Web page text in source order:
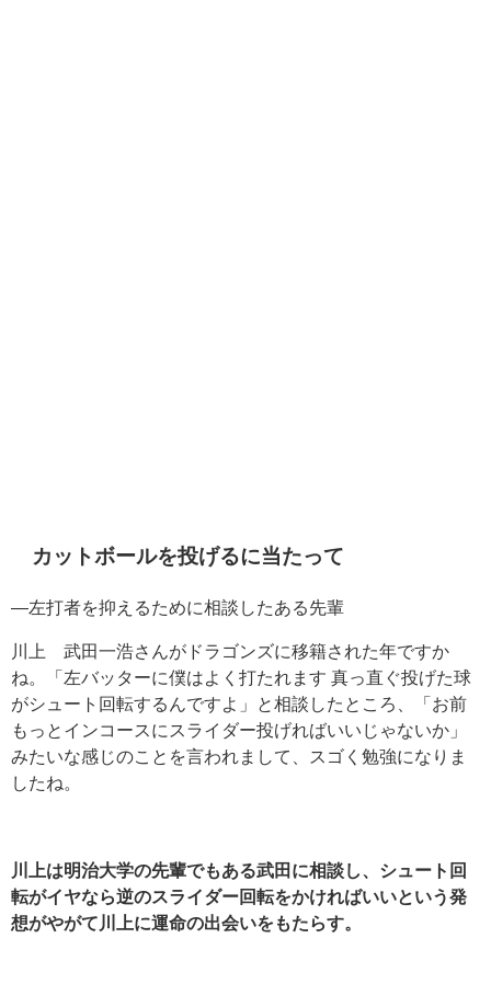
カットボールを投げるに当たって
―左打者を抑えるために相談したある先輩
川上 武田一浩さんがドラゴンズに移籍された年ですか
ね。「左バッターに僕はよく打たれます 真っ直ぐ投げた球
がシュート回転するんですよ」と相談したところ、「お前
もっとインコースにスライダー投げればいいじゃないか」
みたいな感じのことを言われまして、スゴく勉強になりま
したね。
川上は明治大学の先輩でもある武田に相談し、シュート回
転がイヤなら逆のスライダー回転をかければいいという発
想がやがて川上に運命の出会いをもたらす。